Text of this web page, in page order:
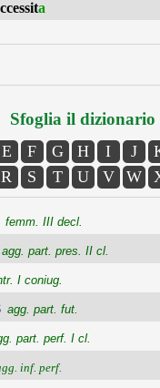
a
Sfoglia il dizionario
E F G H I J
R S T U V W
femm. III decl.
agg. part. pres. II cl.
I coniug.
agg. part. fut.
part. perf. I cl.
inf. perf.